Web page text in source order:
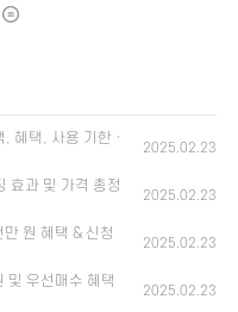
혜택, 사용 기한 ·
2025.02.23
효과 및 가격 총정
2025.02.23
원 혜택 & 신청
2025.02.23
및 우선매수 혜택
2025.02.23